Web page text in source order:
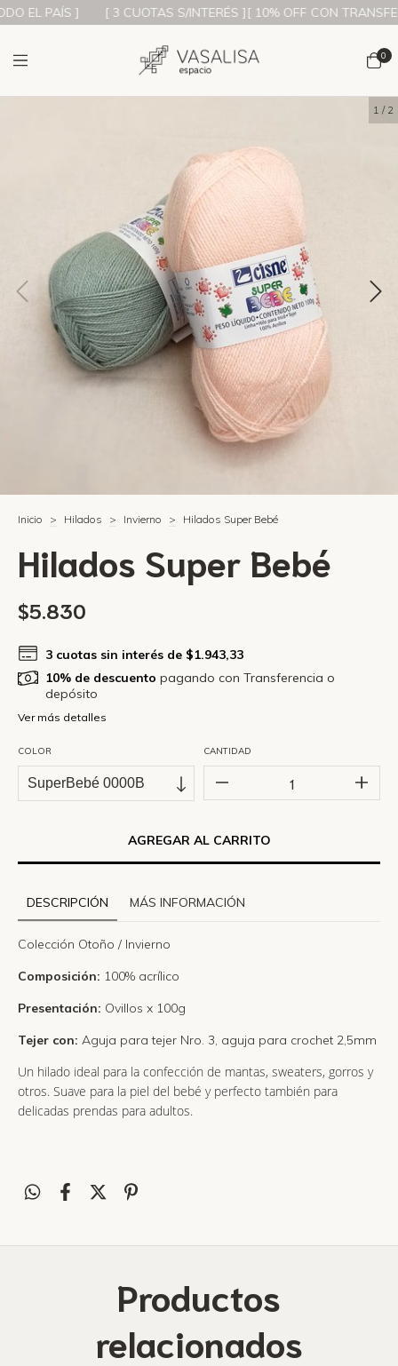
EL PAÍS ] [ 3 CUOTAS S/INTERÉS ][ 10% OFF CON
0
1 / 2
Inicio > Hilados > Invierno > Hilados Super Bebé
Hilados Super Bebé
$5.830
3 cuotas sin interés de $1.943,33
10% de descuento pagando con Transferencia o
depósito
Ver más detalles
COLOR CANTIDAD
DESCRIPCIÓN MÁS INFORMACIÓN
Colección Otoño / Invierno
Composición: 100% acrílico
Presentación: Ovillos x 100g
Tejer con: Aguja para tejer Nro. 3, aguja para crochet 2,5mm
Un hilado ideal para la confección de mantas, sweaters, gorros y
otros. Suave para la piel del bebé y perfecto también para
delicadas prendas para adultos.
Productos
relacionados